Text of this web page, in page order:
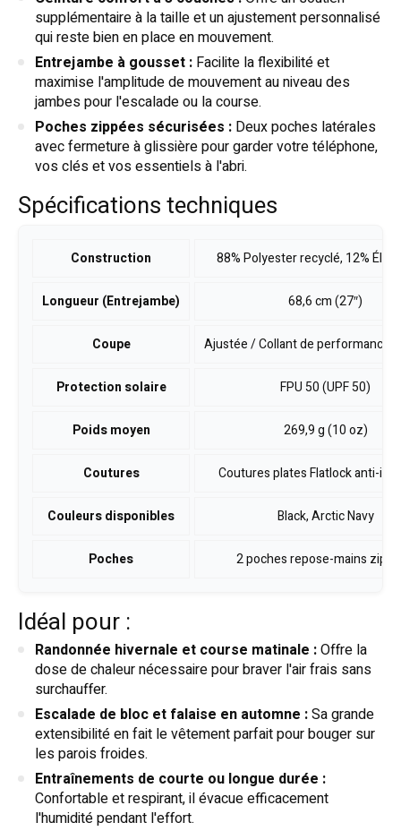
supplémentaire à la taille et un ajustement personnalisé
qui reste bien en place en mouvement.
Entrejambe à gousset : Facilite la flexibilité et
maximise l'amplitude de mouvement au niveau des
jambes pour l'escalade ou la course.
Poches zippées sécurisées : Deux poches latérales
avec fermeture à glissière pour garder votre téléphone,
vos clés et vos essentiels à l'abri.
Spécifications techniques
Construction 88% Polyester recyclé, 12%
Longueur (Entrejambe) 68,6 cm (27″)
Coupe Ajustée / Collant de performance
Protection solaire FPU 50 (UPF 50)
Poids moyen 269,9 g (10 oz)
Coutures Coutures plates Flatlock anti-
Couleurs disponibles Black, Arctic Navy
Poches 2 poches repose-mains
Idéal pour :
Randonnée hivernale et course matinale :Offre la
dose de chaleur nécessaire pour braver l'air frais sans
surchauffer.
Escalade de bloc et falaise en automne :Sa grande
extensibilité en fait le vêtement parfait pour bouger sur
les parois froides.
Entraînements de courte ou longue durée :
Confortable et respirant, il évacue efficacement
l'humidité pendant l'effort.